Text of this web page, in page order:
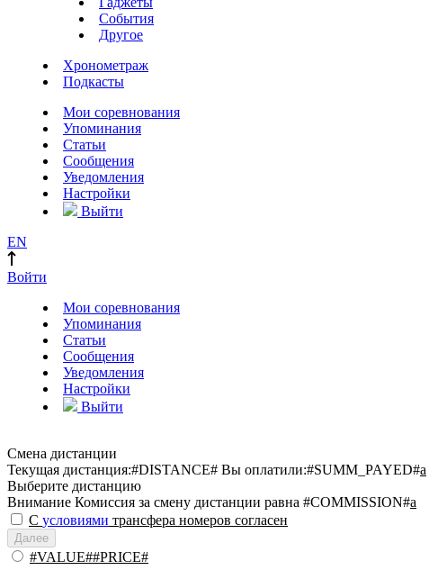
События
Другое
Хронометраж
Подкасты
Мои соревнования
Упоминания
Статьи
Сообщения
Уведомления
Настройки
Выйти
EN
Войти
Мои соревнования
Упоминания
Статьи
Сообщения
Уведомления
Настройки
Выйти
Смена дистанции
Текущая дистанция:#DISTANCE# Вы оплатили:#SUMM_PAYED#a
Выберите дистанцию
Внимание Комиссия за смену дистанции равна #COMMISSION#a
С условиями трансфера номеров согласен
Далее
#VALUE##PRICE#